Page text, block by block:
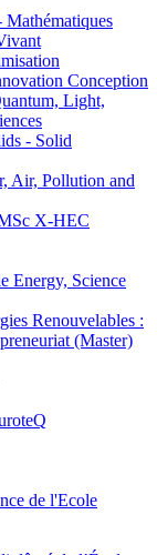
Conception
Light,
- Solid
Air, Pollution and
X-HEC
Energy, Science
Renouvelables :
(Master)
de l'Ecole